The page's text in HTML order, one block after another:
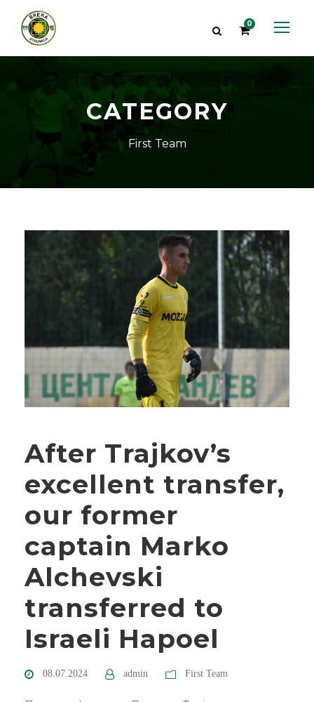
0
CATEGORY
First Team
After Trajkov’s
excellent transfer,
our former
captain Marko
Alchevski
transferred to
Israeli Hapoel
08.07.2024 admin First Team